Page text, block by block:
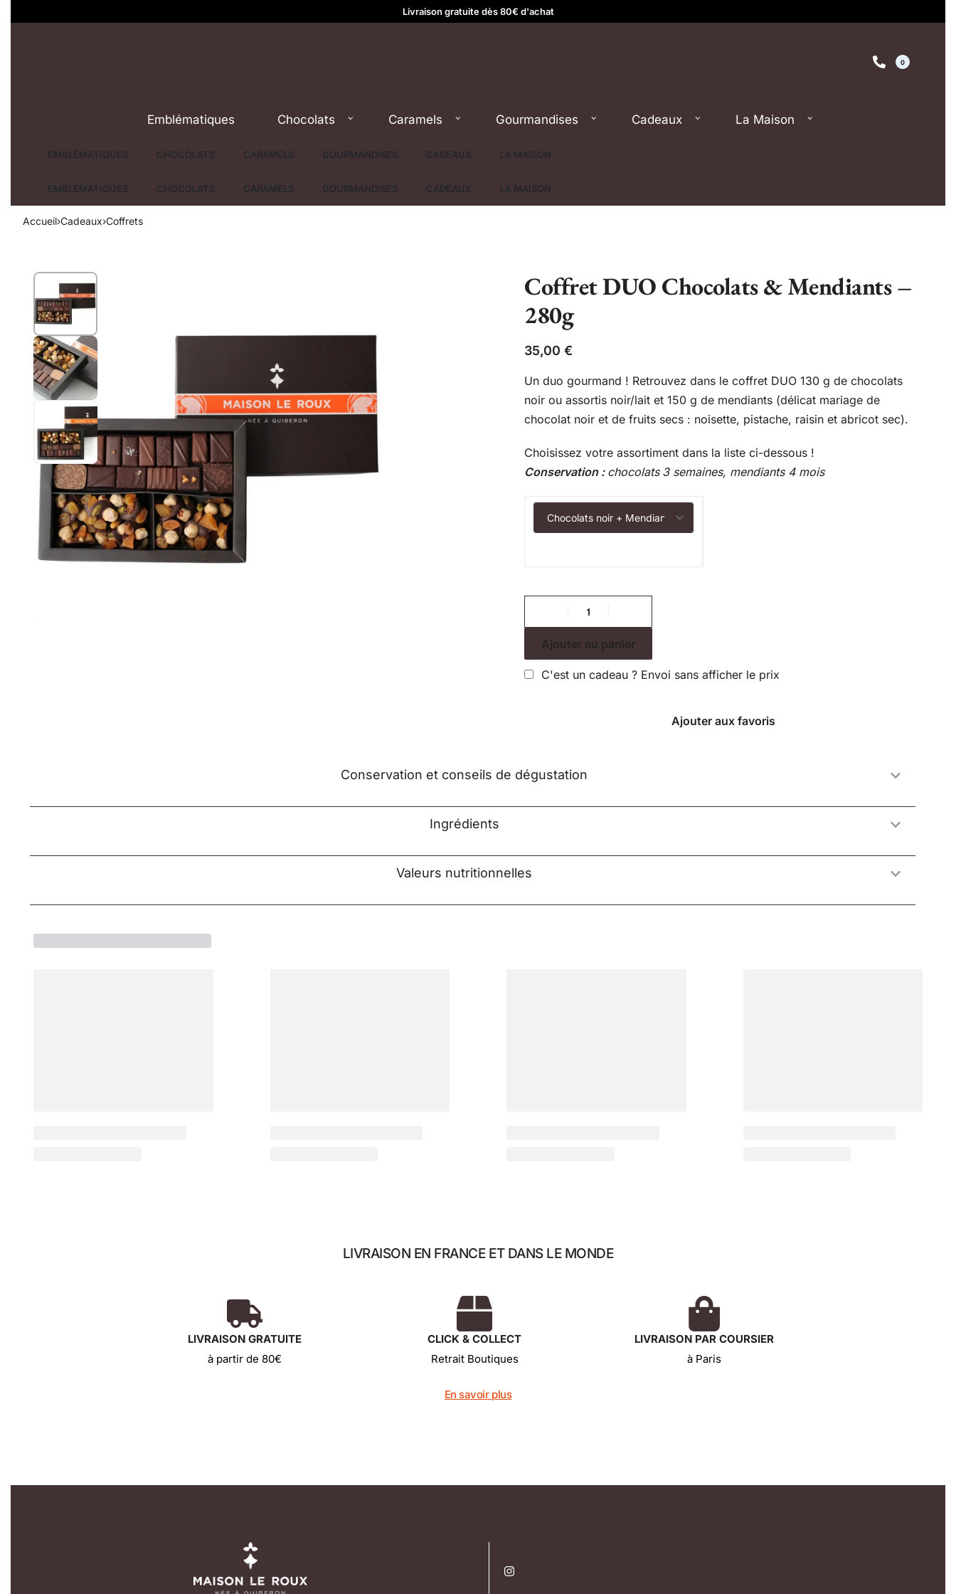
Livraison gratuite dès 80€ d'achat
0
Emblématiques Chocolats Caramels Gourmandises Cadeaux La Maison
EMBLÉMATIQUES CHOCOLATS CARAMELS GOURMANDISES CADEAUX LA MAISON
EMBLÉMATIQUES CHOCOLATS CARAMELS GOURMANDISES CADEAUX LA MAISON
Accueil›Cadeaux›Coffrets
Coffret DUO Chocolats & Mendiants –
280g
35,00 €
Un duo gourmand ! Retrouvez dans le coffret DUO 130 g de chocolats
noir ou assortis noir/lait et 150 g de mendiants (délicat mariage de
chocolat noir et de fruits secs : noisette, pistache, raisin et abricot sec).
Choisissez votre assortiment dans la liste ci-dessous !
Conservation : chocolats 3 semaines, mendiants 4mois
Ajouter au panier
C'est un cadeau ? Envoi sans afficher le prix
Ajouter aux favoris
Conservation et conseils de dégustation
Ingrédients
Valeurs nutritionnelles
LIVRAISON EN FRANCE ET DANS LE MONDE
LIVRAISON GRATUITE
à partir de 80€
CLICK & COLLECT
Retrait Boutiques
LIVRAISON PAR COURSIER
à Paris
En savoir plus